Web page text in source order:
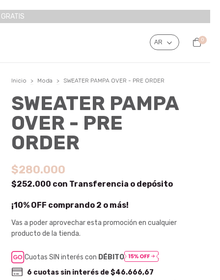
0
Inicio > Moda > SWEATER PAMPA OVER - PRE ORDER
SWEATER PAMPA
OVER - PRE
ORDER
$280.000
$252.000 con Transferencia o depósito
¡10% OFF comprando 2 o más!
Vas a poder aprovechar esta promoción en cualquier
producto de la tienda.
Cuotas SIN interés con DÉBITO
6 cuotas sin interés de$46.666,67